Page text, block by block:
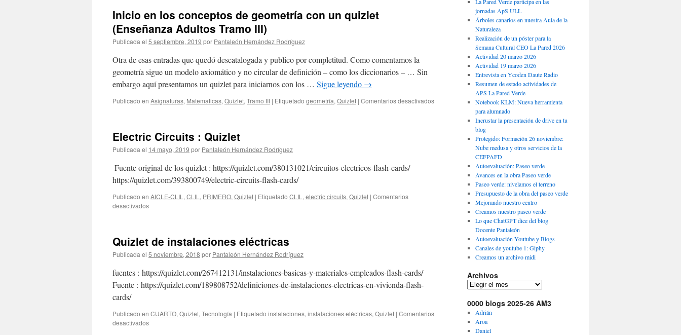
Inicio en los conceptos de geometría con un quizlet
(Enseñanza Adultos Tramo III)
Publicada el 5 septiembre, 2019 por Pantaleón Hernández Rodríguez
Otra de esas entradas que quedó descatalogada y publico por completitud. Como comentamos la
geometría sigue un modelo axiomático y no circular de definición – como los diccionarios – … Sin
embargo aquí presentamos un quizlet para iniciarnos con los … Sigue leyendo →
Publicado en Asignaturas, Matematicas, Quizlet, Tramo III | Etiquetado geometría, Quizlet | Comentarios desactivadosen
Electric Circuits : Quizlet
Publicada el 14 mayo, 2019 por Pantaleón Hernández Rodríguez
Fuente original de los quizlet : https://quizlet.com/380131021/circuitos-electricos-flash-cards/
https://quizlet.com/393800749/electric-circuits-flash-cards/
Publicado en AICLE-CLIL , CLIL , PRIMERO, Quizlet | Etiquetado CLIL , electric circuits, Quizlet | Comentarios
desactivadosen
Quizlet
Quizlet de instalaciones eléctricas
Publicada el 5 noviembre, 2018 por Pantaleón Hernández Rodríguez
fuentes : https://quizlet.com/267412131/instalaciones-basicas-y-materiales-empleados-flash-cards/
Fuente : https://quizlet.com/189808752/definiciones-de-instalaciones-electricas-en-vivienda-flash-
cards/
Publicado en CUARTO, Quizlet, Tecnología | Etiquetado instalaciones, instalaciones eléctricas, Quizlet | Comentarios
desactivadosen
jornadas ApS ULL
Árboles canarios en nuestra Aula de la
Naturaleza
Realización de un póster para la
Semana Cultural CEO La Pared 2026
Actividad 20 marzo 2026
Actividad 19 marzo 2026
Entrevista en Ycoden Daute Radio
Resumen de estado actividades de
APS La Pared Verde
Notebook KLM: Nueva herramienta
para alumnado
Incrustar la presentación de drive en tu
blog
Protegido: Formación 26 noviembre:
Nube medusa y otros servicios de la
CEFPAFD
Autoevaluación: Paseo verde
Avances en la obra Paseo verde
Paseo verde: nivelamos el terreno
Presupuesto de la obra del paseo verde
Mejorando nuestro centro
Creamos nuestro paseo verde
Lo que ChatGPT dice del blog
Docente Pantaleón
Autoevaluación Youtube y Blogs
Canales de youtube 1: Giphy
Creamos un archivo midi
Archivos
Archivos
0000 blogs 2025-26 AM3
Adrián
Aroa
Daniel